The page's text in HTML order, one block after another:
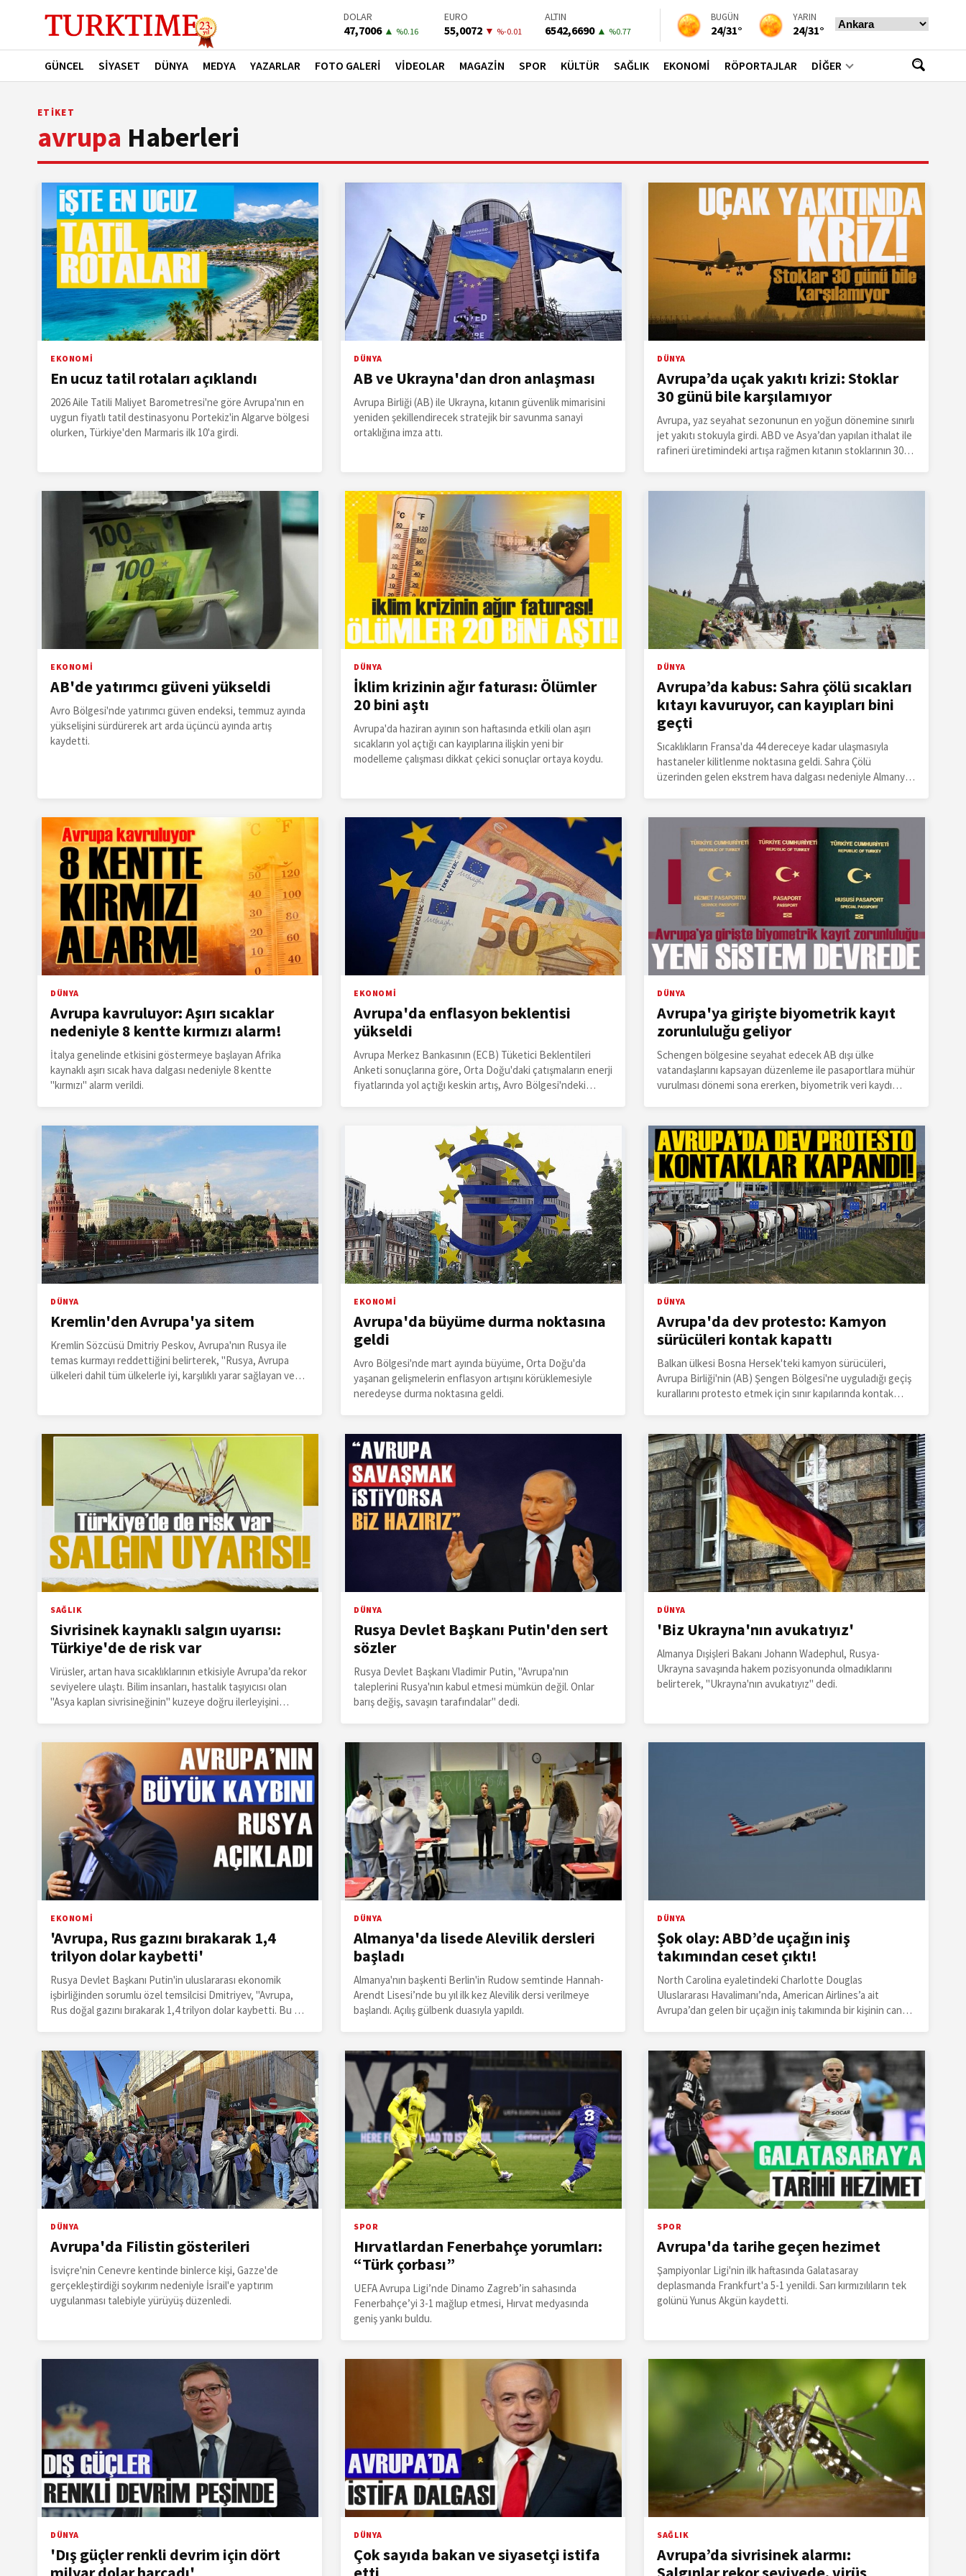
BIST-100
13798,82▼ %0
PETROL
82,8200 ▲ %0.05
BONO
41,5300▼ %-0.02
BUGÜN
24/31°
YARIN
24/31°
GÜNCEL SİYASET DÜNYA MEDYA YAZARLAR FOTO GALERİ VİDEOLAR MAGAZİN SPOR KÜLTÜR SAĞLIK EKONOMİ RÖPORTAJLAR DİĞER
ETİKET
avrupa Haberleri
EKONOMİ
En ucuz tatil rotaları açıklandı
2026 Aile Tatili Maliyet Barometresi'ne göre Avrupa'nın en
uygun fiyatlı tatil destinasyonu Portekiz'in Algarve bölgesi
olurken, Türkiye'den Marmaris ilk 10'a girdi.
DÜNYA
AB ve Ukrayna'dan dron anlaşması
Avrupa Birliği (AB) ile Ukrayna, kıtanın güvenlik mimarisini
yeniden şekillendirecek stratejik bir savunma sanayi
ortaklığına imza attı.
DÜNYA
Avrupa’da uçak yakıtı krizi: Stoklar
30 günü bile karşılamıyor
Avrupa, yaz seyahat sezonunun en yoğun dönemine sınırlı
jet yakıtı stokuyla girdi. ABD ve Asya’dan yapılan ithalat ile
rafineri üretimindeki artışa rağmen kıtanın stoklarının 30
EKONOMİ
AB'de yatırımcı güveni yükseldi
Avro Bölgesi'nde yatırımcı güven endeksi, temmuz ayında
yükselişini sürdürerek art arda üçüncü ayında artış
kaydetti.
DÜNYA
İklim krizinin ağır faturası: Ölümler
20 bini aştı
Avrupa'da haziran ayının son haftasında etkili olan aşırı
sıcakların yol açtığı can kayıplarına ilişkin yeni bir
modelleme çalışması dikkat çekici sonuçlar ortaya koydu.
DÜNYA
Avrupa’da kabus: Sahra çölü sıcakları
kıtayı kavuruyor, can kayıpları bini
geçti
Sıcaklıkların Fransa'da 44 dereceye kadar ulaşmasıyla
hastaneler kilitlenme noktasına geldi. Sahra Çölü
üzerinden gelen ekstrem hava dalgası nedeniyle Almanya,
DÜNYA
Avrupa kavruluyor: Aşırı sıcaklar
nedeniyle 8 kentte kırmızı alarm!
İtalya genelinde etkisini göstermeye başlayan Afrika
kaynaklı aşırı sıcak hava dalgası nedeniyle 8 kentte
"kırmızı" alarm verildi.
EKONOMİ
Avrupa'da enflasyon beklentisi
yükseldi
Avrupa Merkez Bankasının (ECB) Tüketici Beklentileri
Anketi sonuçlarına göre, Orta Doğu'daki çatışmaların enerji
fiyatlarında yol açtığı keskin artış, Avro Bölgesi'ndeki
DÜNYA
Avrupa'ya girişte biyometrik kayıt
zorunluluğu geliyor
Schengen bölgesine seyahat edecek AB dışı ülke
vatandaşlarını kapsayan düzenleme ile pasaportlara mühür
vurulması dönemi sona ererken, biyometrik veri kaydı
DÜNYA
Kremlin'den Avrupa'ya sitem
Kremlin Sözcüsü Dmitriy Peskov, Avrupa'nın Rusya ile
temas kurmayı reddettiğini belirterek, "Rusya, Avrupa
ülkeleri dahil tüm ülkelerle iyi, karşılıklı yarar sağlayan ve
EKONOMİ
Avrupa'da büyüme durma noktasına
geldi
Avro Bölgesi'nde mart ayında büyüme, Orta Doğu'da
yaşanan gelişmelerin enflasyon artışını körüklemesiyle
neredeyse durma noktasına geldi.
DÜNYA
Avrupa'da dev protesto: Kamyon
sürücüleri kontak kapattı
Balkan ülkesi Bosna Hersek'teki kamyon sürücüleri,
Avrupa Birliği'nin (AB) Şengen Bölgesi'ne uyguladığı geçiş
kurallarını protesto etmek için sınır kapılarında kontak
SAĞLIK
Sivrisinek kaynaklı salgın uyarısı:
Türkiye'de de risk var
Virüsler, artan hava sıcaklıklarının etkisiyle Avrupa’da rekor
seviyelere ulaştı. Bilim insanları, hastalık taşıyıcısı olan
"Asya kaplan sivrisineğinin" kuzeye doğru ilerleyişini
DÜNYA
Rusya Devlet Başkanı Putin'den sert
sözler
Rusya Devlet Başkanı Vladimir Putin, "Avrupa'nın
taleplerini Rusya'nın kabul etmesi mümkün değil. Onlar
barış değiş, savaşın tarafındalar" dedi.
DÜNYA
'Biz Ukrayna'nın avukatıyız'
Almanya Dışişleri Bakanı Johann Wadephul, Rusya-
Ukrayna savaşında hakem pozisyonunda olmadıklarını
belirterek, "Ukrayna'nın avukatıyız" dedi.
EKONOMİ
'Avrupa, Rus gazını bırakarak 1,4
trilyon dolar kaybetti'
Rusya Devlet Başkanı Putin'in uluslararası ekonomik
işbirliğinden sorumlu özel temsilcisi Dmitriyev, "Avrupa,
Rus doğal gazını bırakarak 1,4 trilyon dolar kaybetti. Bu da
DÜNYA
Almanya'da lisede Alevilik dersleri
başladı
Almanya'nın başkenti Berlin'in Rudow semtinde Hannah-
Arendt Lisesi’nde bu yıl ilk kez Alevilik dersi verilmeye
başlandı. Açılış gülbenk duasıyla yapıldı.
DÜNYA
Şok olay: ABD’de uçağın iniş
takımından ceset çıktı!
North Carolina eyaletindeki Charlotte Douglas
Uluslararası Havalimanı’nda, American Airlines’a ait
Avrupa’dan gelen bir uçağın iniş takımında bir kişinin cansız
DÜNYA
Avrupa'da Filistin gösterileri
İsviçre'nin Cenevre kentinde binlerce kişi, Gazze'de
gerçekleştirdiği soykırım nedeniyle İsrail'e yaptırım
uygulanması talebiyle yürüyüş düzenledi.
SPOR
Hırvatlardan Fenerbahçe yorumları:
“Türk çorbası”
UEFA Avrupa Ligi’nde Dinamo Zagreb’in sahasında
Fenerbahçe’yi 3-1 mağlup etmesi, Hırvat medyasında
geniş yankı buldu.
SPOR
Avrupa'da tarihe geçen hezimet
Şampiyonlar Ligi'nin ilk haftasında Galatasaray
deplasmanda Frankfurt'a 5-1 yenildi. Sarı kırmızılıların tek
golünü Yunus Akgün kaydetti.
DÜNYA
'Dış güçler renkli devrim için dört
DÜNYA
Çok sayıda bakan ve siyasetçi istifa
SAĞLIK
Avrupa’da sivrisinek alarmı: